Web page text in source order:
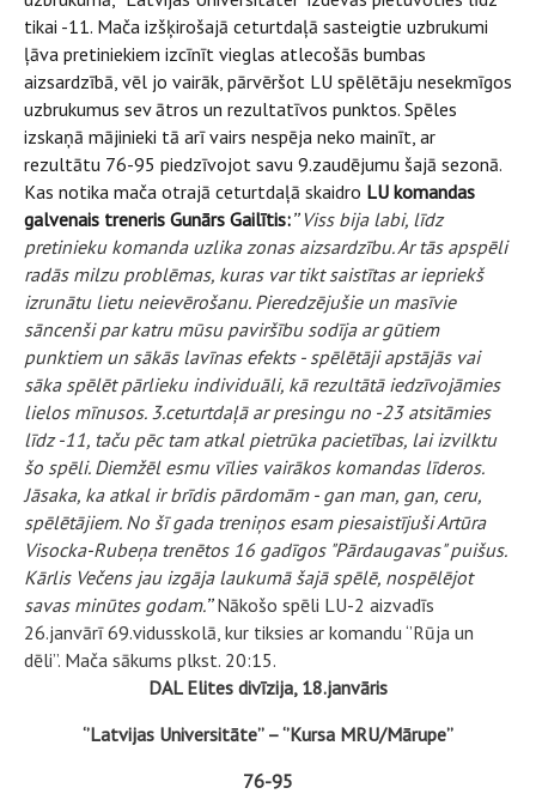
tikai -11. Mača izšķirošajā ceturtdaļā sasteigtie uzbrukumi
ļāva pretiniekiem izcīnīt vieglas atlecošās bumbas
aizsardzībā, vēl jo vairāk, pārvēršot LU spēlētāju nesekmīgos
uzbrukumus sev ātros un rezultatīvos punktos. Spēles
izskaņā mājinieki tā arī vairs nespēja neko mainīt, ar
rezultātu 76-95 piedzīvojot savu 9.zaudējumu šajā sezonā.
Kas notika mača otrajā ceturtdaļā skaidro LU komandas
galvenais treneris Gunārs Gailītis:’’Viss bija labi, līdz
pretinieku komanda uzlika zonas aizsardzību. Ar tās apspēli
radās milzu problēmas, kuras var tikt saistītas ar iepriekš
izrunātu lietu neievērošanu. Pieredzējušie un masīvie
sāncenši par katru mūsu paviršību sodīja ar gūtiem
punktiem un sākās lavīnas efekts - spēlētāji apstājās vai
sāka spēlēt pārlieku individuāli, kā rezultātā iedzīvojāmies
lielos mīnusos. 3.ceturtdaļā ar presingu no -23 atsitāmies
līdz -11, taču pēc tam atkal pietrūka pacietības, lai izvilktu
šo spēli. Diemžēl esmu vīlies vairākos komandas līderos.
Jāsaka, ka atkal ir brīdis pārdomām - gan man, gan, ceru,
spēlētājiem. No šī gada treniņos esam piesaistījuši Artūra
Visocka-Rubeņa trenētos 16 gadīgos "Pārdaugavas" puišus.
Kārlis Večens jau izgāja laukumā šajā spēlē, nospēlējot
savas minūtes godam.’’ Nākošo spēli LU-2 aizvadīs
26.janvārī 69.vidusskolā, kur tiksies ar komandu ‘’Rūja un
dēli’’. Mača sākums plkst. 20:15.
DAL Elites divīzija, 18.janvāris
‘’Latvijas Universitāte’’ – ‘’Kursa MRU/Mārupe’’
76-95